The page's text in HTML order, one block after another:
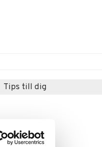
Tips till dig